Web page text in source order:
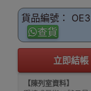
貨品編號：
查貨
立即結帳
【陳列室資料】